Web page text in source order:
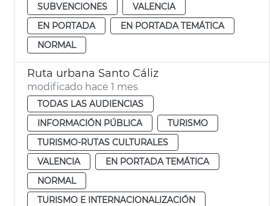
SUBVENCIONES
VALENCIA
EN PORTADA
EN PORTADA TEMÁTICA
NORMAL
Ruta urbana Santo Cáliz
modificado hace 1 mes
TODAS LAS AUDIENCIAS
INFORMACIÓN PÚBLICA
TURISMO
TURISMO-RUTAS CULTURALES
VALENCIA
EN PORTADA TEMÁTICA
NORMAL
TURISMO E INTERNACIONALIZACIÓN